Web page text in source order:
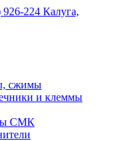
926-224 Калуга,
сжимы
и клеммы
СМК